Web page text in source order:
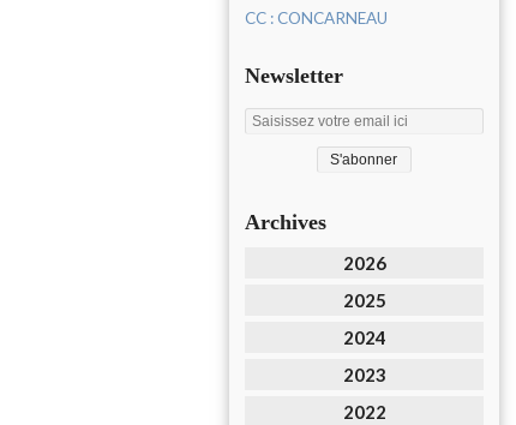
CC : CONCARNEAU
Newsletter
Archives
2026
2025
2024
2023
2022